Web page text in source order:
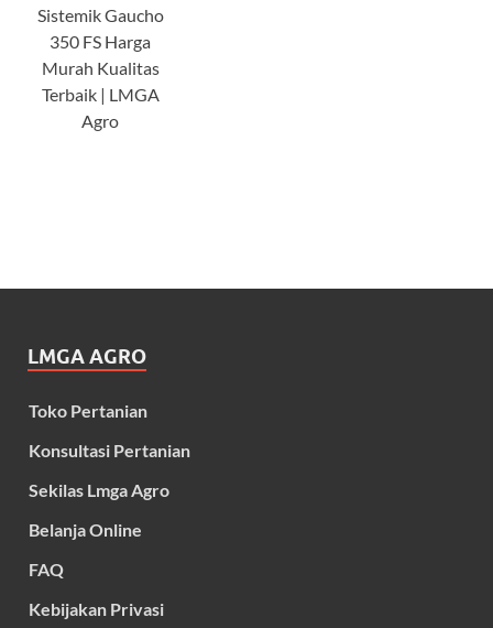
Sistemik Gaucho
350 FS Harga
Murah Kualitas
Terbaik | LMGA
Agro
LMGA AGRO
Toko Pertanian
Konsultasi Pertanian
Sekilas Lmga Agro
Belanja Online
FAQ
Kebijakan Privasi